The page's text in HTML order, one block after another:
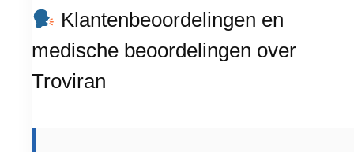
Klantenbeoordelingen en
medische beoordelingen over
Troviran